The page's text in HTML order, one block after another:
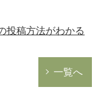
投稿方法がわかる
一覧へ